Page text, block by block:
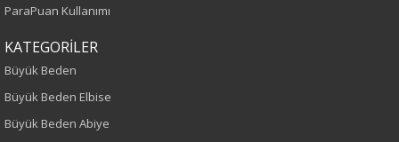
İlkbahar-Yaz
Yaş Grubu
Kalıp
ParaPuan Kullanımı
KATEGORİLER
Büyük Beden
Büyük Beden Elbise
Büyük Beden Abiye